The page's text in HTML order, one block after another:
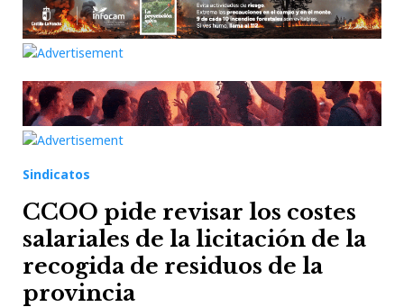
Sindicatos
CCOO pide revisar los costes
salariales de la licitación de la
recogida de residuos de la
provincia